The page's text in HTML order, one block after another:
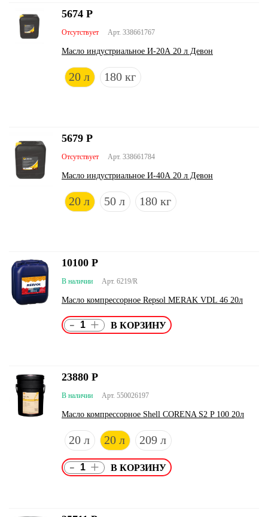
Арт. 338661767
Отсутствует
Масло индустриальное И-20А 20 л Девон
20 л 180 кг
5674 Р
Арт. 338661784
Отсутствует
Масло индустриальное И-40А 20 л Девон
20 л 50 л 180 кг
5679 Р
Арт. 6219/R
В наличии
Масло компрессорное Repsol MERAK VDL 46 20л
10100 Р
- +
Арт. 550026197
В наличии
Масло компрессорное Shell CORENA S2 P 100 20л
20 л 20 л 209 л
23880 Р
- +